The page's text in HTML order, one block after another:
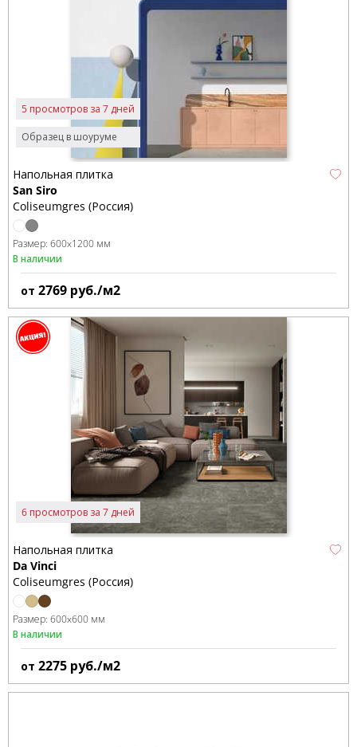
Образец в шоуруме
5 просмотров за 7 дней
Напольная плитка
San Siro
Coliseumgres (Россия)
Размер: 600x1200 мм
В наличии
от 2769 руб./м2
6 просмотров за 7 дней
Напольная плитка
Da Vinci
Coliseumgres (Россия)
Размер: 600x600 мм
В наличии
от 2275 руб./м2